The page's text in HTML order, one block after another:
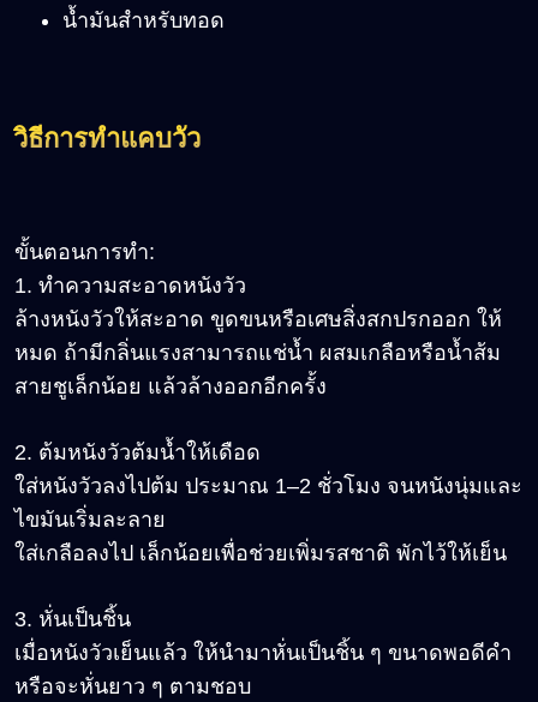
น้ำมันสำหรับทอด
วิธีการทำแคบวัว
ขั้นตอนการทำ:
1. ทำความสะอาดหนังวัว
ล้างหนังวัวให้สะอาด ขูดขนหรือเศษสิ่งสกปรกออก ให้
หมด ถ้ามีกลิ่นแรงสามารถแช่น้ำ ผสมเกลือหรือน้ำส้ม
สายชูเล็กน้อย แล้วล้างออกอีกครั้ง
2. ต้มหนังวัวต้มน้ำให้เดือด
ใส่หนังวัวลงไปต้ม ประมาณ 1–2 ชั่วโมง จนหนังนุ่มและ
ไขมันเริ่มละลาย
ใส่เกลือลงไป เล็กน้อยเพื่อช่วยเพิ่มรสชาติ พักไว้ให้เย็น
3. หั่นเป็นชิ้น
เมื่อหนังวัวเย็นแล้ว ให้นำมาหั่นเป็นชิ้น ๆ ขนาดพอดีคำ
หรือจะหั่นยาว ๆ ตามชอบ